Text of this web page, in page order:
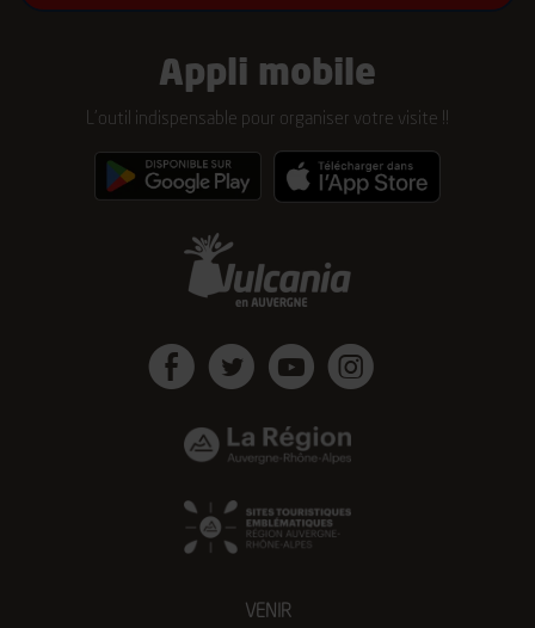
Appli mobile
L’outil indispensable pour organiser votre visite !!
VENIR